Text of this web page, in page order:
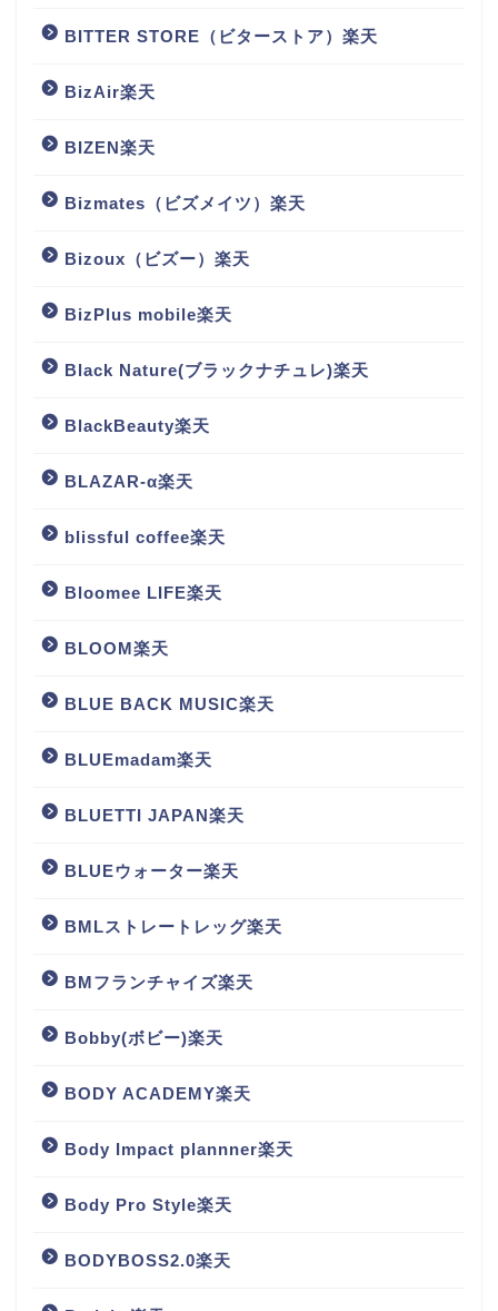
BITTER STORE（ビターストア）楽天
BizAir楽天
BIZEN楽天
Bizmates（ビズメイツ）楽天
Bizoux（ビズー）楽天
BizPlus mobile楽天
Black Nature(ブラックナチュレ)楽天
BlackBeauty楽天
BLAZAR-α楽天
blissful coffee楽天
Bloomee LIFE楽天
BLOOM楽天
BLUE BACK MUSIC楽天
BLUEmadam楽天
BLUETTI JAPAN楽天
BLUEウォーター楽天
BMLストレートレッグ楽天
BMフランチャイズ楽天
Bobby(ボビー)楽天
BODY ACADEMY楽天
Body Impact plannner楽天
Body Pro Style楽天
BODYBOSS2.0楽天